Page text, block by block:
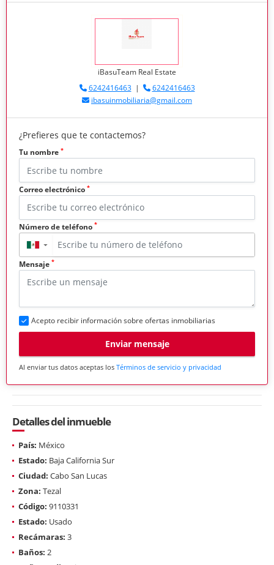
iBasuTeam Real Estate
6242416463|
6242416463
ibasuinmobiliaria@gmail.com
¿Prefieres que te contactemos?
Tu nombre *
Correo electrónico *
Número de teléfono *
▼
Mensaje *
Acepto recibir información sobre ofertas inmobiliarias
Enviar mensaje
Al enviar tus datos aceptas los Términos de servicio y privacidad
Detalles del inmueble
País: México
Estado: Baja California Sur
Ciudad: Cabo San Lucas
Zona: Tezal
Código: 9110331
Estado: Usado
Recámaras: 3
Baños: 2